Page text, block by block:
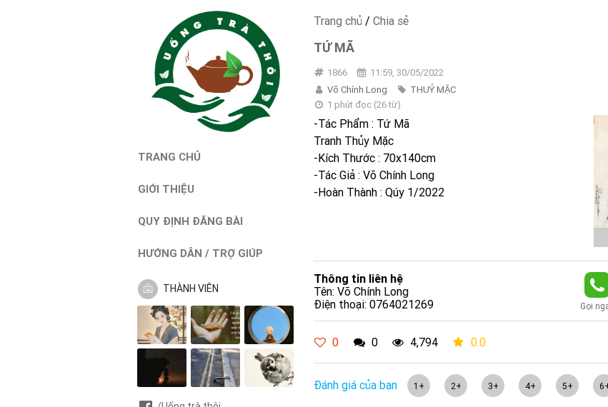
TRANG CHỦ
GIỚI THIỆU
QUY ĐỊNH ĐĂNG BÀI
HƯỚNG DẪN / TRỢ GIÚP
THÀNH VIÊN
Trang chủ / Chia sẻ
TỨ MÃ
1866
11:59, 30/05/2022
Võ Chính Long
THUỶ MẶC
1 phút đọc(26từ)
-Tác Phẩm : Tứ Mã
Tranh Thủy Mặc
-Kích Thước : 70x140cm
-Tác Giả : Võ Chính Long
-Hoàn Thành : Qúy 1/2022
Thông tin liên hệ
Tên: Võ Chính Long
Điện thoại: 0764021269
Gọi
0 0 4,794 0.0
Đánh giá của bạn 1+ 2+ 3+ 4+ 5+